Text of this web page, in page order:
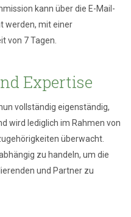
kann über die E-Mail-
werden, mit einer
von 7 Tagen.
Expertise
vollständig eigenständig,
wird lediglich im Rahmen von
überwacht.
zu handeln, um die
und Partner zu